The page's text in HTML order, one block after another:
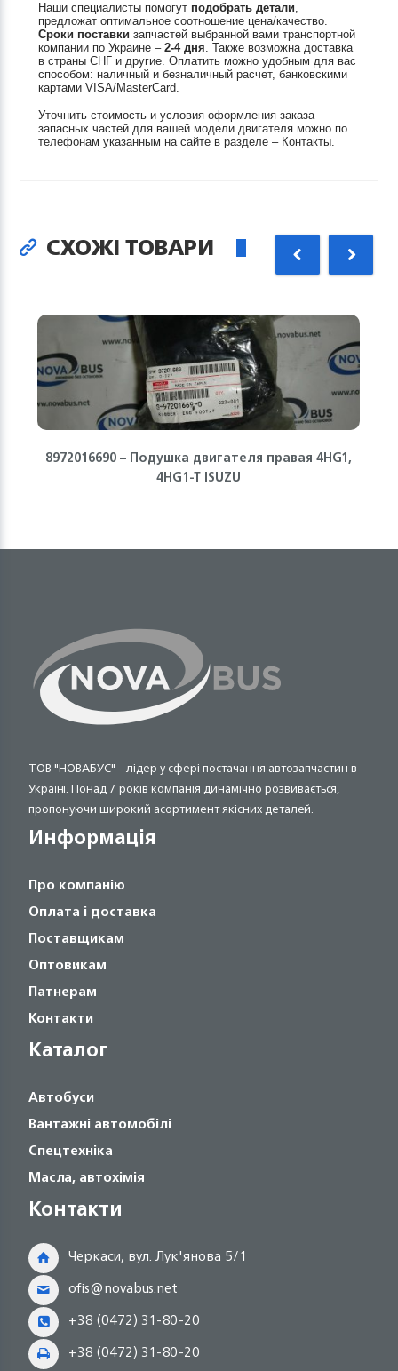
Наши специалисты помогут подобрать детали,
предложат оптимальное соотношение цена/качество.
Сроки поставки запчастей выбранной вами транспортной
компании по Украине –2-4 дня. Также возможна доставка
в страны СНГ и другие. Оплатить можно удобным для вас
способом: наличный и безналичный расчет, банковскими
картами VISA/MasterCard.
Уточнить стоимость и условия оформления заказа
запасных частей для вашей модели двигателя можно по
телефонам указанным на сайте в разделе – Контакты.
СХОЖІ ТОВАРИ
8972016690 – Подушка двигателя правая 4HG1,
4HG1-T ISUZU
ТОВ "НОВАБУС" – лідер у сфері постачання автозапчастин в
Україні. Понад 7 років компанія динамічно розвивається,
пропонуючи широкий асортимент якісних деталей.
Информація
Про компанію
Оплата і доставка
Поставщикам
Оптовикам
Патнерам
Контакти
Каталог
Автобуси
Вантажні автомобілі
Спецтехніка
Масла, автохімія
Контакти
Черкаси, вул. Лук'янова 5/1
ofis@novabus.net
+38 (0472) 31-80-20
+38 (0472) 31-80-20